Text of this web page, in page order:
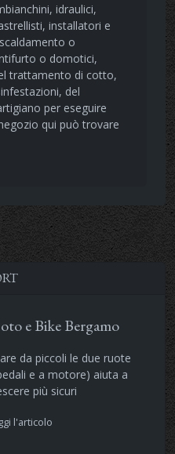
idraulici,
installatori e
o
o domotici,
trattamento di cotto,
del
per eseguire
qui può trovare
e Bike Bergamo
da piccoli le due ruote
e a motore) aiuta a
più sicuri
l'articolo